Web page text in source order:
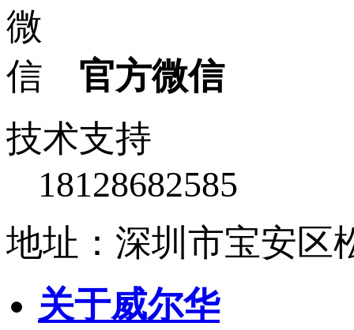
官方微信
技术支持
18128682585
地址：深圳市宝安区
关于威尔华